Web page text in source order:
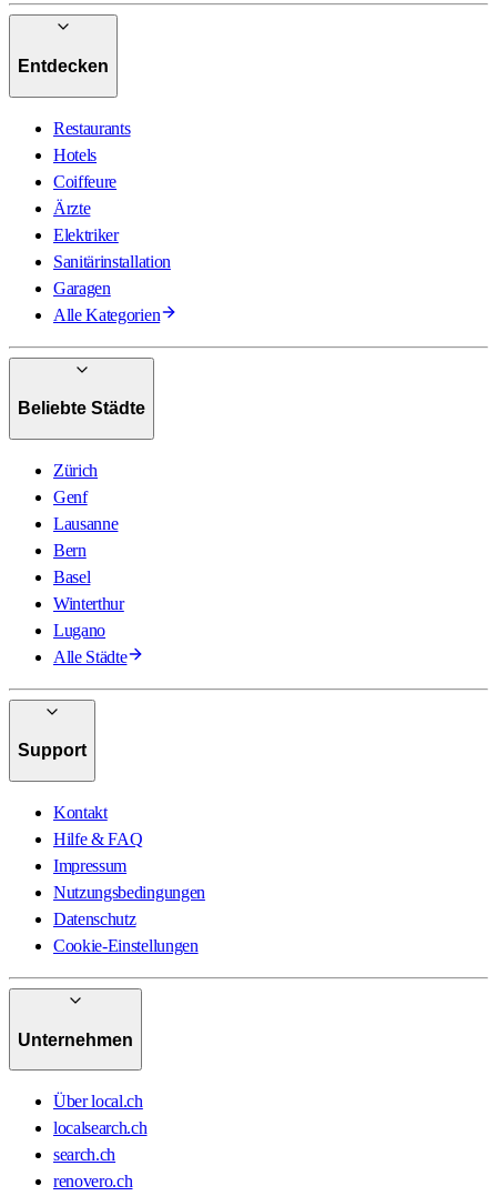
Entdecken
Restaurants
Hotels
Coiffeure
Ärzte
Elektriker
Sanitärinstallation
Garagen
Alle Kategorien
Beliebte Städte
Zürich
Genf
Lausanne
Bern
Basel
Winterthur
Lugano
Alle Städte
Support
Kontakt
Hilfe & FAQ
Impressum
Nutzungsbedingungen
Datenschutz
Cookie-Einstellungen
Unternehmen
Über local.ch
localsearch.ch
search.ch
renovero.ch